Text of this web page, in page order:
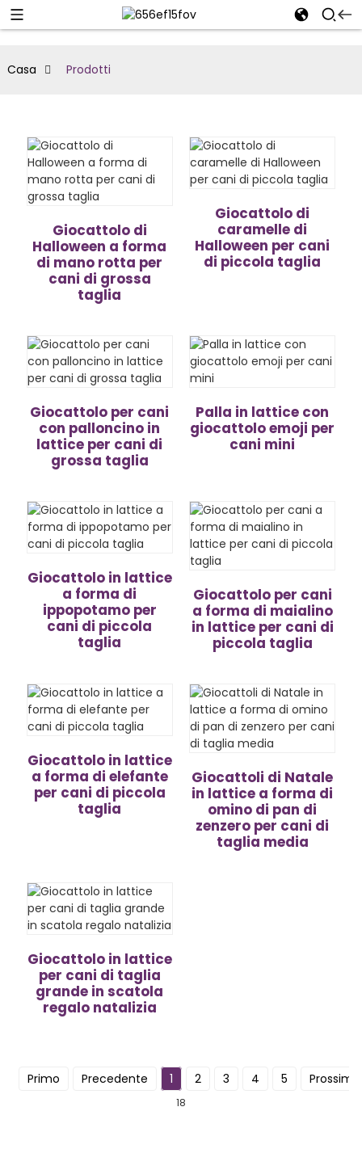
Casa Prodotti
Giocattolo di
Halloween a forma
di mano rotta per
cani di grossa
taglia
Giocattolo di
caramelle di
Halloween per cani
di piccola taglia
Giocattolo per cani
con palloncino in
lattice per cani di
grossa taglia
Palla in lattice con
giocattolo emoji per
cani mini
Giocattolo in lattice
a forma di
ippopotamo per
cani di piccola
taglia
Giocattolo per cani
a forma di maialino
in lattice per cani di
piccola taglia
Giocattolo in lattice
a forma di elefante
per cani di piccola
taglia
Giocattoli di Natale
in lattice a forma di
omino di pan di
zenzero per cani di
taglia media
Giocattolo in lattice
per cani di taglia
grande in scatola
regalo natalizia
Primo Precedente 1 2 3 4 5 Prossimo
18